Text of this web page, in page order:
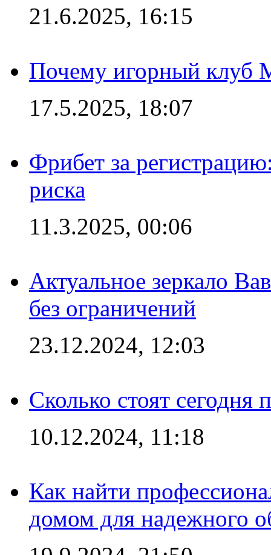
21.6.2025, 16:15
Почему игорный клуб
17.5.2025, 18:07
Фрибет за
риска
11.3.2025, 00:06
Актуальное зеркало
без ограничений
23.12.2024, 12:03
Сколько стоят сегодня
10.12.2024, 11:18
Как найти
домом для надежного